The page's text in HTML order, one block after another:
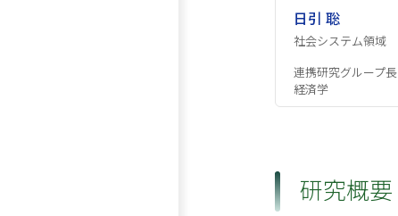
日引 聡
社会システム領域
連携研究グループ長
経済学
研究概要